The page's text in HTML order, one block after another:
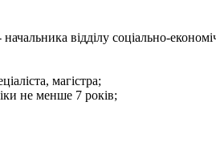
відділу соціально-
магістра;
не менше 7 років;